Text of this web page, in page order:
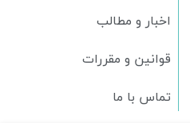
اخبار و مطالب
قوانین و مقررات
تماس با ما